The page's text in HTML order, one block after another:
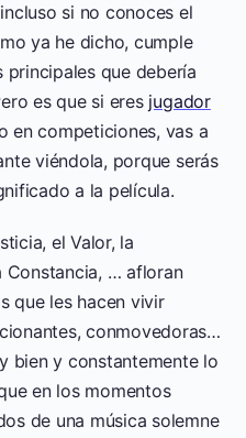
si no conoces el
ya he dicho, cumple
principales que debería
es que si eres jugador
en competiciones, vas a
viéndola, porque serás
a la película.
el Valor, la
Constancia, … afloran
que les hacen vivir
conmovedoras…
bien y constantemente lo
en los momentos
de una música solemne